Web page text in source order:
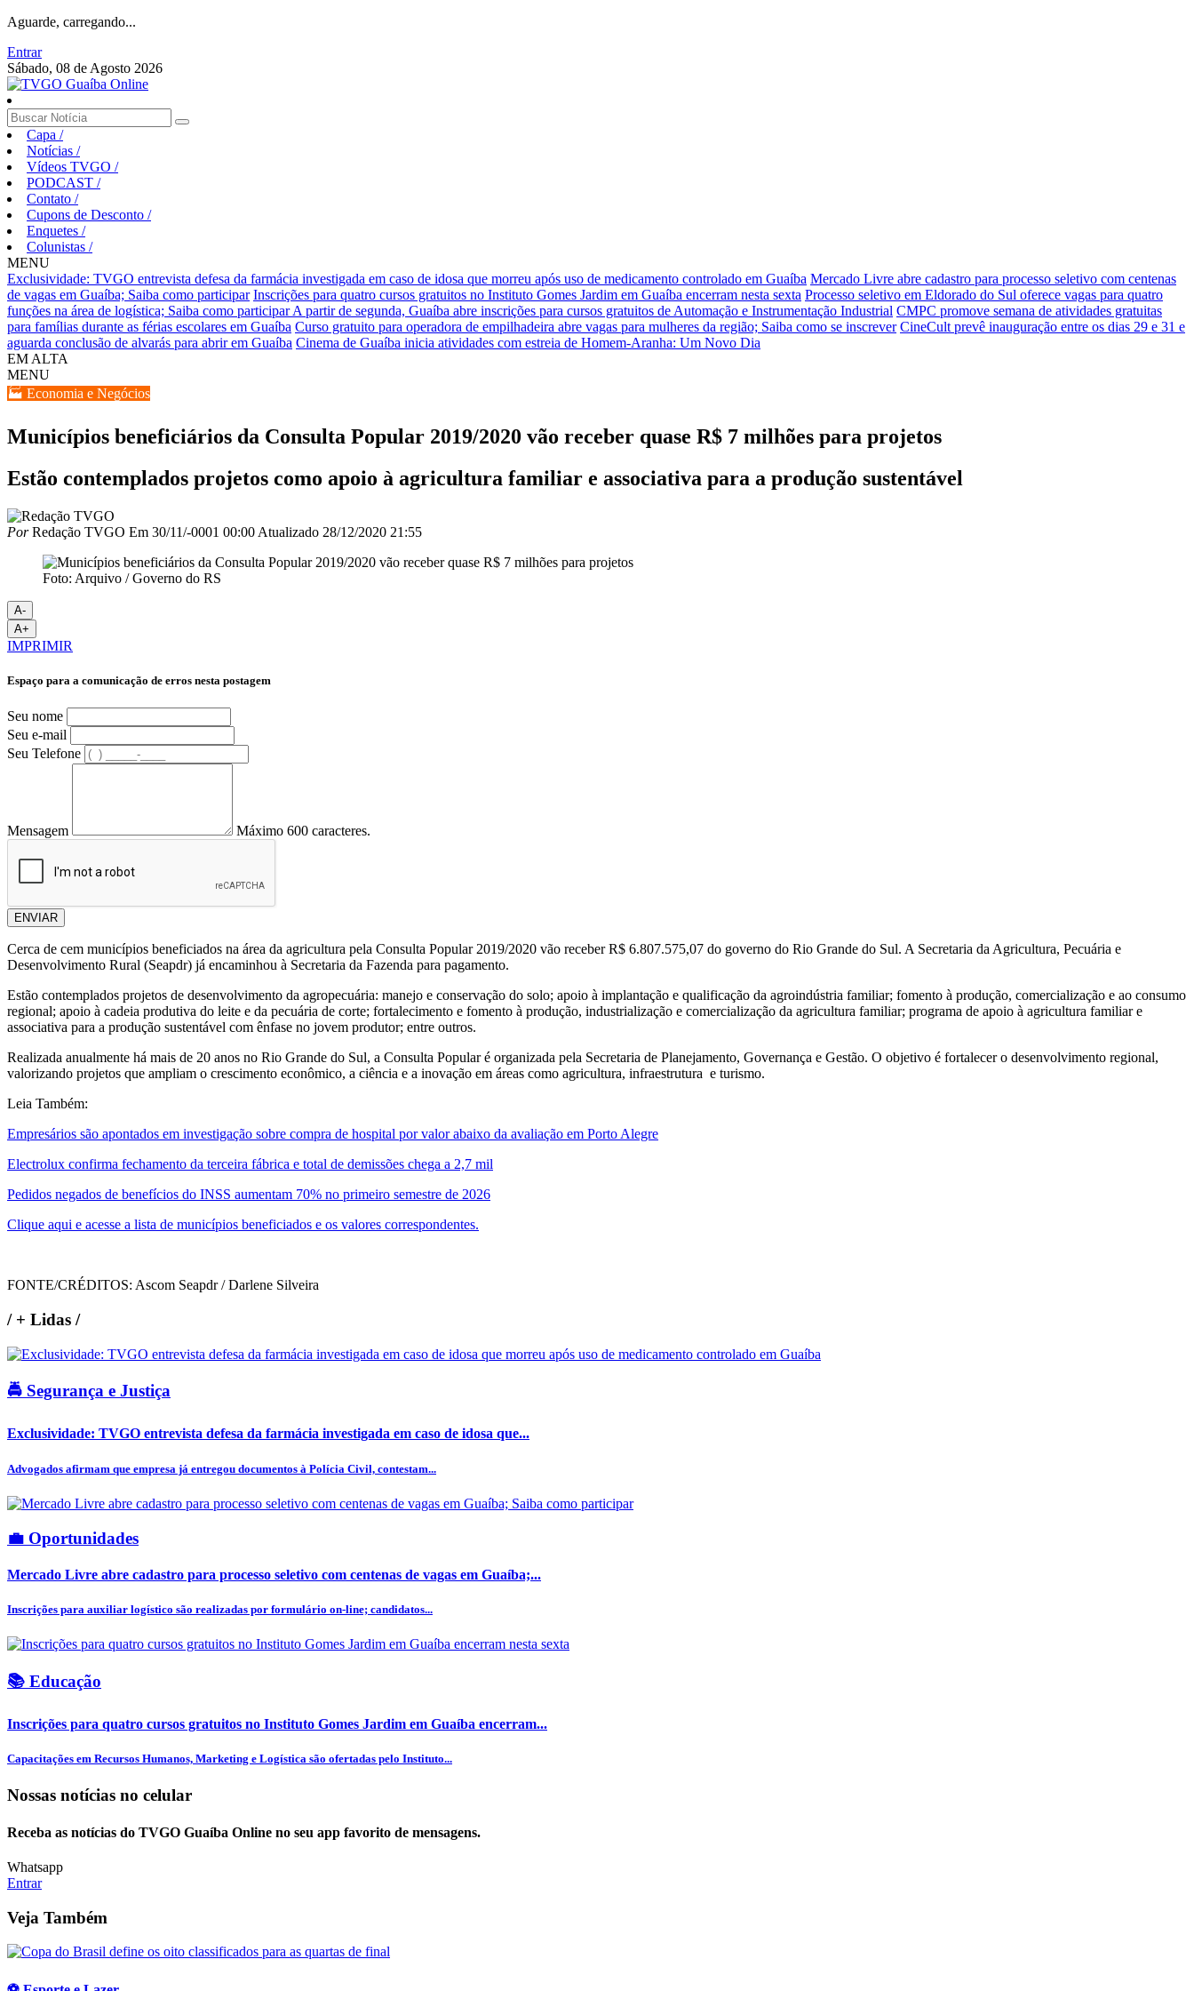
Aguarde, carregando...
Entrar
Sábado, 08 de Agosto 2026
Capa /
Notícias /
Vídeos TVGO /
PODCAST /
Contato /
Cupons de Desconto /
Enquetes /
Colunistas /
MENU
Exclusividade: TVGO entrevista defesa da farmácia investigada em caso de idosa que morreu após uso de medicamento controlado em Guaíba Mercado Livre abre cadastro para processo seletivo com centenas
de vagas em Guaíba; Saiba como participar Inscrições para quatro cursos gratuitos no Instituto Gomes Jardim em Guaíba encerram nesta sexta Processo seletivo em Eldorado do Sul oferece vagas para quatro
funções na área de logística; Saiba como participarA partir de segunda, Guaíba abre inscrições para cursos gratuitos de Automação e Instrumentação Industrial CMPC promove semana de atividades gratuitas
para famílias durante as férias escolares em Guaíba Curso gratuito para operadora de empilhadeira abre vagas para mulheres da região; Saiba como se inscrever CineCult prevê inauguração entre os dias 29 e 31 e
aguarda conclusão de alvarás para abrir em Guaíba Cinema de Guaíba inicia atividades com estreia de Homem-Aranha: Um Novo Dia
EM ALTA
MENU
🏭 Economia e Negócios
Municípios beneficiários da Consulta Popular 2019/2020 vão receber quase R$ 7 milhões para projetos
Estão contemplados projetos como apoio à agricultura familiar e associativa para a produção sustentável
PorRedação TVGO Em 30/11/-0001 00:00 Atualizado 28/12/2020 21:55
Foto: Arquivo / Governo do RS
A-
A+
IMPRIMIR
Espaço para a comunicação de erros nesta postagem
Seu nome
Seu e-mail
Seu Telefone
Mensagem Máximo 600 caracteres.
ENVIAR
Cerca de cem municípios beneficiados na área da agricultura pela Consulta Popular 2019/2020 vão receber R$ 6.807.575,07 do governo do Rio Grande do Sul. A Secretaria da Agricultura, Pecuária e
Desenvolvimento Rural (Seapdr) já encaminhou à Secretaria da Fazenda para pagamento.
Estão contemplados projetos de desenvolvimento da agropecuária: manejo e conservação do solo; apoio à implantação e qualificação da agroindústria familiar; fomento à produção, comercialização e ao consumo
regional; apoio à cadeia produtiva do leite e da pecuária de corte; fortalecimento e fomento à produção, industrialização e comercialização da agricultura familiar; programa de apoio à agricultura familiar e
associativa para a produção sustentável com ênfase no jovem produtor; entre outros.
Realizada anualmente há mais de 20 anos no Rio Grande do Sul, a Consulta Popular é organizada pela Secretaria de Planejamento, Governança e Gestão. O objetivo é fortalecer o desenvolvimento regional,
valorizando projetos que ampliam o crescimento econômico, a ciência e a inovação em áreas como agricultura, infraestrutura e turismo.
Leia Também:
Empresários são apontados em investigação sobre compra de hospital por valor abaixo da avaliação em Porto Alegre
Electrolux confirma fechamento da terceira fábrica e total de demissões chega a 2,7 mil
Pedidos negados de benefícios do INSS aumentam 70% no primeiro semestre de 2026
Clique aqui e acesse a lista de municípios beneficiados e os valores correspondentes.
FONTE/CRÉDITOS: Ascom Seapdr / Darlene Silveira
/+ Lidas /
🚔 Segurança e Justiça
Exclusividade: TVGO entrevista defesa da farmácia investigada em caso de idosa que...
Advogados afirmam que empresa já entregou documentos à Polícia Civil, contestam...
💼 Oportunidades
Mercado Livre abre cadastro para processo seletivo com centenas de vagas em Guaíba;...
Inscrições para auxiliar logístico são realizadas por formulário on-line; candidatos...
📚 Educação
Inscrições para quatro cursos gratuitos no Instituto Gomes Jardim em Guaíba encerram...
Capacitações em Recursos Humanos, Marketing e Logística são ofertadas pelo Instituto...
Nossas notícias no celular
Receba as notícias do TVGO Guaíba Online no seu app favorito de mensagens.
Whatsapp
Entrar
Veja Também